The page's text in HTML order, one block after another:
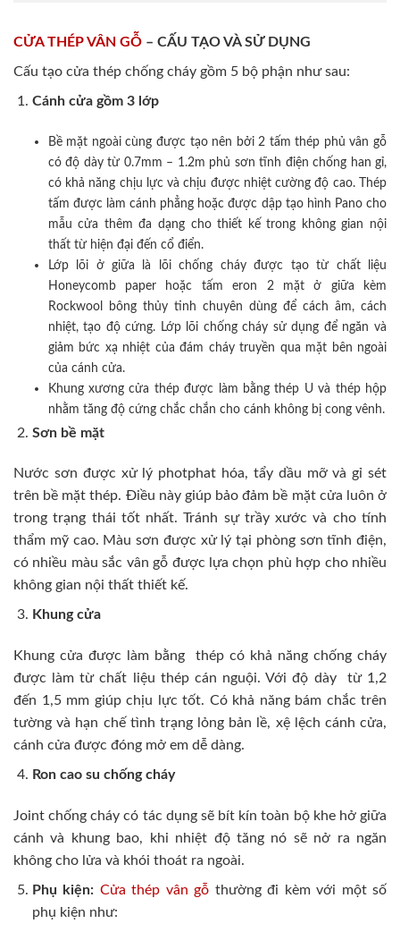
CỬA THÉP VÂN GỖ – CẤU TẠO VÀ SỬ DỤNG
Cấu tạo cửa thép chống cháy gồm 5 bộ phận như sau:
Cánh cửa gồm 3 lớp
Bề mặt ngoài cùng được tạo nên bởi 2 tấm thép phủ vân gỗ
có độ dày từ 0.7mm – 1.2m phủ sơn tĩnh điện chống han gỉ,
có khả năng chịu lực và chịu được nhiệt cường độ cao. Thép
tấm được làm cánh phẳng hoặc được dập tạo hình Pano cho
mẫu cửa thêm đa dạng cho thiết kế trong không gian nội
thất từ hiện đại đến cổ điển.
Lớp lõi ở giữa là lõi chống cháy được tạo từ chất liệu
Honeycomb paper hoặc tấm eron 2 mặt ở giữa kèm
Rockwool bông thủy tinh chuyên dùng để cách âm, cách
nhiệt, tạo độ cứng. Lớp lõi chống cháy sử dụng để ngăn và
giảm bức xạ nhiệt của đám cháy truyền qua mặt bên ngoài
của cánh cửa.
Khung xương cửa thép được làm bằng thép U và thép hộp
nhằm tăng độ cứng chắc chắn cho cánh không bị cong vênh.
Sơn bề mặt
Nước sơn được xử lý photphat hóa, tẩy dầu mỡ và gỉ sét
trên bề mặt thép. Điều này giúp bảo đảm bề mặt cửa luôn ở
trong trạng thái tốt nhất. Tránh sự trầy xước và cho tính
thẩm mỹ cao. Màu sơn được xử lý tại phòng sơn tĩnh điện,
có nhiều màu sắc vân gỗ được lựa chọn phù hợp cho nhiều
không gian nội thất thiết kế.
Khung cửa
Khung cửa được làm bằng thép có khả năng chống cháy
được làm từ chất liệu thép cán nguội. Với độ dày từ 1,2
đến 1,5 mm giúp chịu lực tốt. Có khả năng bám chắc trên
tường và hạn chế tình trạng lỏng bản lề, xệ lệch cánh cửa,
cánh cửa được đóng mở em dễ dàng.
Ron cao su chống cháy
Joint chống cháy có tác dụng sẽ bít kín toàn bộ khe hở giữa
cánh và khung bao, khi nhiệt độ tăng nó sẽ nở ra ngăn
không cho lửa và khói thoát ra ngoài.
Phụ kiện: Cửa thép vân gỗ thường đi kèm với một số
phụ kiện như: